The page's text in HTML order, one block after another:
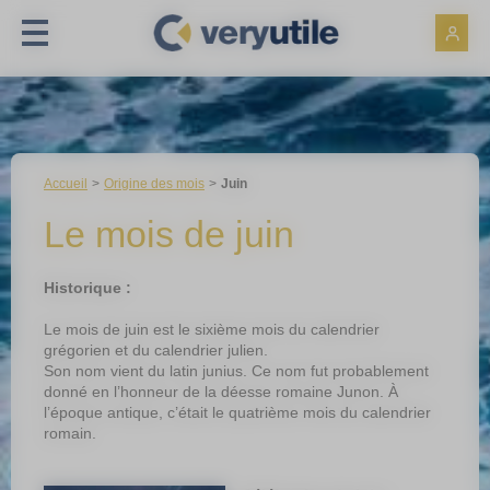
Accueil Origine des mois Juin
Le mois de juin
Historique :
Le mois de juin est le sixième mois du calendrier
grégorien et du calendrier julien.
Son nom vient du latin junius. Ce nom fut probablement
donné en l’honneur de la déesse romaine Junon. À
l’époque antique, c’était le quatrième mois du calendrier
romain.